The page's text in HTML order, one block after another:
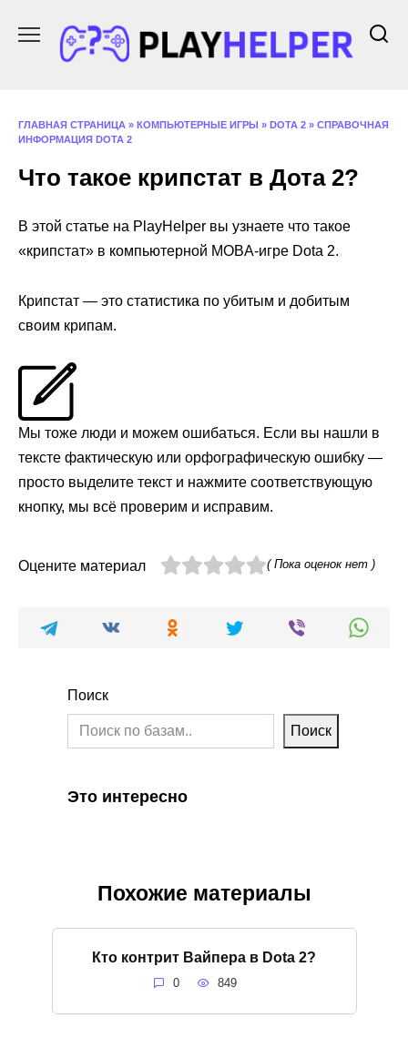
содержанию
ГЛАВНАЯ СТРАНИЦА » КОМПЬЮТЕРНЫЕ ИГРЫ » DOTA 2 » СПРАВОЧНАЯ
ИНФОРМАЦИЯ DOTA 2
Что такое крипстат в Дота 2?
В этой статье на PlayHelper вы узнаете что такое
«крипстат» в компьютерной MOBA-игре Dota 2.
Крипстат — это статистика по убитым и добитым
своим крипам.
Мы тоже люди и можем ошибаться. Если вы нашли в
тексте фактическую или орфографическую ошибку —
просто выделите текст и нажмите соответствующую
кнопку, мы всё проверим и исправим.
Оцените материал ( Пока оценок нет )
Поиск
Поиск
Это интересно
Похожие материалы
Кто контрит Вайпера в Dota 2?
0 849